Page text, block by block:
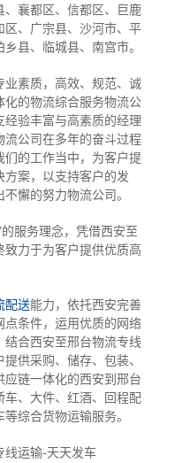
、襄都区、信都区、巨鹿
区、广宗县、沙河市、平
县、临城县、南宫市。
业素质，高效、规范、诚
化的物流综合服务物流公
验丰富与高素质的经理
流公司在多年的奋斗过程
的工作当中，为客户提
案，以支持客户的发
懈的努力物流公司。
服务理念，凭借西安至
力于为客户提供优质高
配送能力，依托西安完善
点条件，运用优质的网络
合西安至邢台物流专线
供采购、储存、包装、
链一体化的西安到邢台
车、大件、红酒、回程配
综合货物运输服务。
线运输-天天发车